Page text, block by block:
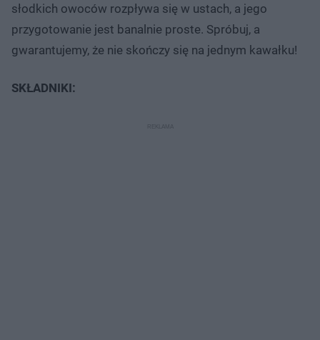
słodkich owoców rozpływa się w ustach, a jego
przygotowanie jest banalnie proste. Spróbuj, a
gwarantujemy, że nie skończy się na jednym kawałku!
SKŁADNIKI: